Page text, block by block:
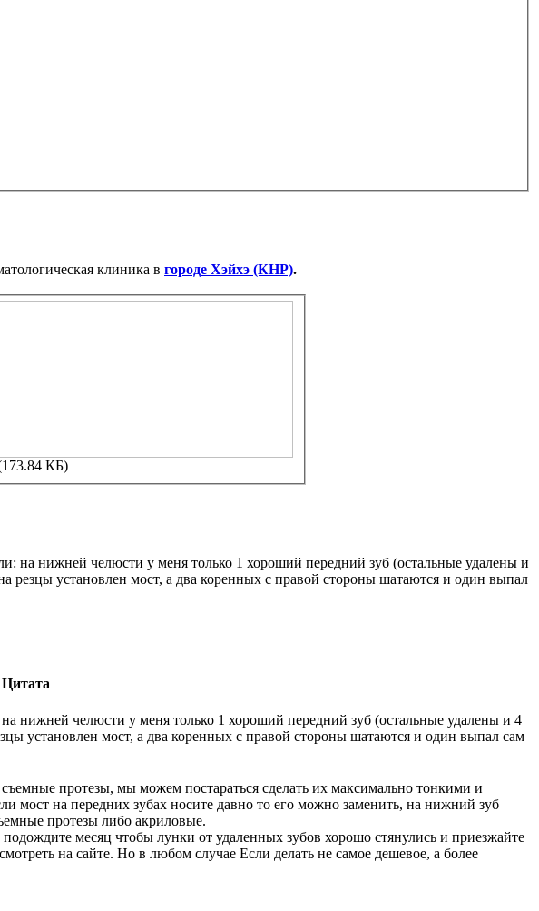
клиника в городе Хэйхэ (КНР).
КБ)
на нижней челюсти у меня только 1 хороший передний зуб (остальные удалены и
резцы установлен мост, а два коренных с правой стороны шатаются и один выпал
Цитата
нижней челюсти у меня только 1 хороший передний зуб (остальные удалены и 4
установлен мост, а два коренных с правой стороны шатаются и один выпал сам
протезы, мы можем постараться сделать их максимально тонкими и
на передних зубах носите давно то его можно заменить, на нижний зуб
протезы либо акриловые.
месяц чтобы лунки от удаленных зубов хорошо стянулись и приезжайте
на сайте. Но в любом случае Если делать не самое дешевое, а более